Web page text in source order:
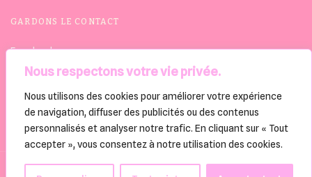
Nous respectons votre vie privée.
Nous utilisons des cookies pour améliorer votre expérience
de navigation, diffuser des publicités ou des contenus
personnalisés et analyser notre trafic. En cliquant sur « Tout
accepter », vous consentez à notre utilisation des cookies.
GARDONS LE CONTACT
Facebook
Instagram
Linkedin
Copyright © 2022 @Thomas D